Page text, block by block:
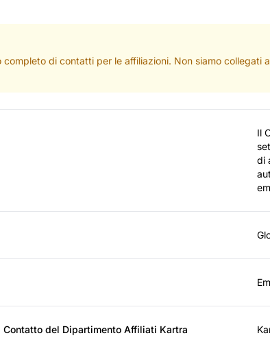
completo di contatti per le affiliazioni. Non siamo
Il
di
del Dipartimento Affiliati Kartra